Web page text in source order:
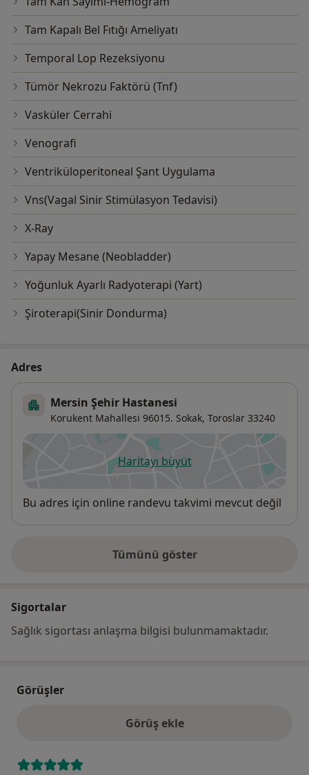
Tam Kapalı Bel Fıtığı Ameliyatı
Temporal Lop Rezeksiyonu
Tümör Nekrozu Faktörü (Tnf)
Vasküler Cerrahi
Venografi
Ventriküloperitoneal Şant Uygulama
Vns(Vagal Sinir Stimülasyon Tedavisi)
X-Ray
Yapay Mesane (Neobladder)
Yoğunluk Ayarlı Radyoterapi (Yart)
Şiroterapi(Sinir Dondurma)
Adres
Mersin Şehir Hastanesi
Korukent Mahallesi 96015. Sokak, Toroslar 33240
Haritayı büyütyeni bir sekmede açılır
Uygunluk
Bu adres için online randevu takvimi mevcut değil
Tümünü göster
adres hakkında
Sigortalar
Sağlık sigortası anlaşma bilgisi bulunmamaktadır.
Görüşler
Görüş ekle